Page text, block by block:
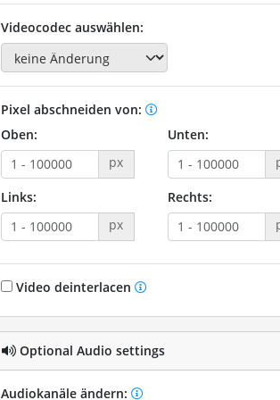
Videocodec auswählen:
Pixel abschneiden von:
Oben:
px
Unten:
Links:
px
Rechts:
Video deinterlacen
Optional Audio settings
Audiokanäle ändern: